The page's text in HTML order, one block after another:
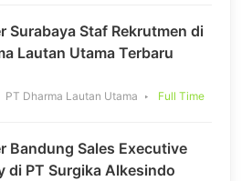
Surabaya Staf Rekrutmen di
Lautan Utama Terbaru
PT Dharma Lautan Utama Full Time
Bandung Sales Executive
di PT Surgika Alkesindo